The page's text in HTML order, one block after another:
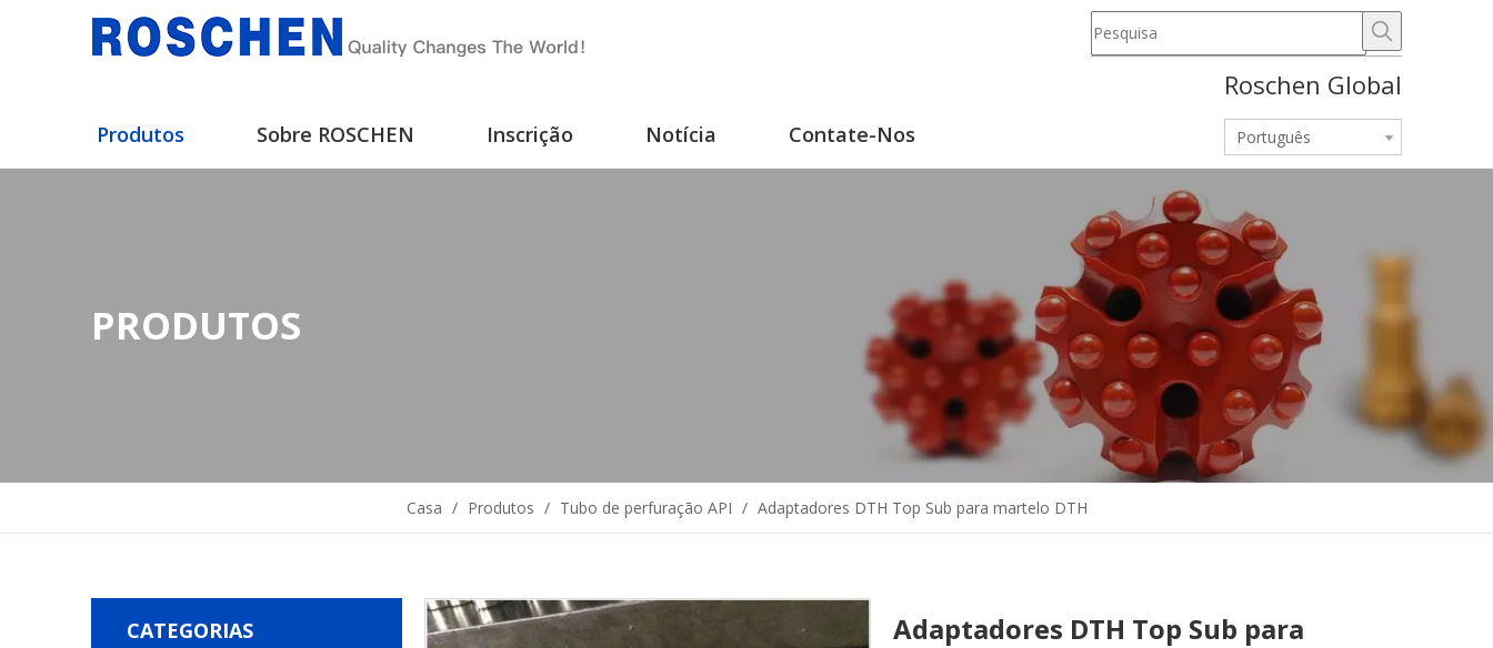
Roschen Global
Produtos Sobre ROSCHEN Inscrição Notícia Contate-Nos Português
PRODUTOS
Casa / Produtos / Tubo de perfuração API / Adaptadores DTH Top Sub para martelo DTH
CATEGORIAS
Adaptadores DTH Top Sub para